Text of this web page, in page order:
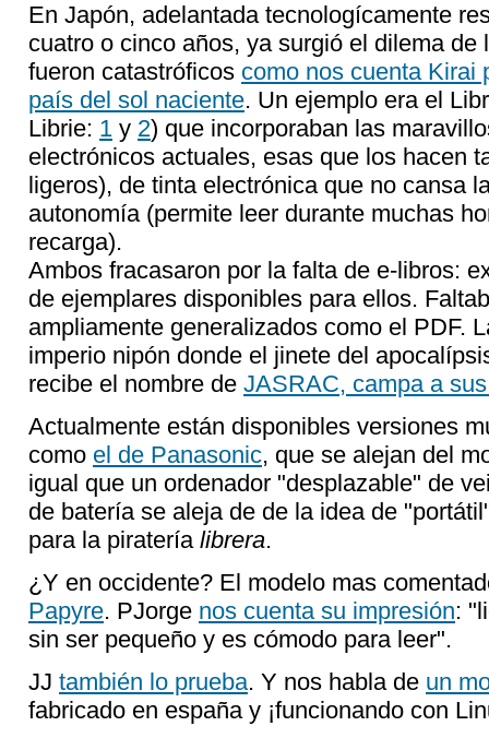
En Japón, adelantada tecnologícamente
cuatro o cinco años, ya surgió el dilema
fueron catastróficos como nos cuenta Kirai
país del sol naciente. Un ejemplo era el
Librie: 1 y 2) que incorporaban las
electrónicos actuales, esas que los hacen
ligeros), de tinta electrónica que no cansa
autonomía (permite leer durante muchas
recarga).
Ambos fracasaron por la falta de e-libros:
de ejemplares disponibles para ellos.
ampliamente generalizados como el PDF.
imperio nipón donde el jinete del
recibe el nombre de JASRAC, campa a
Actualmente están disponibles versiones
como el de Panasonic, que se alejan del
igual que un ordenador "desplazable" de
de batería se aleja de de la idea de
para la piratería librera.
¿Y en occidente? El modelo mas
Papyre. PJorge nos cuenta su impresión:
sin ser pequeño y es cómodo para leer".
JJ también lo prueba. Y nos habla de un
fabricado en españa y ¡funcionando con